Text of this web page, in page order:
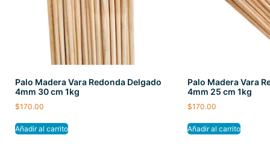
Palo Madera Vara Redonda Delgado
4mm 30 cm 1kg
$170.00
Añadir al carrito
Palo Madera Vara
4mm 25 cm 1kg
$170.00
Añadir al carrito